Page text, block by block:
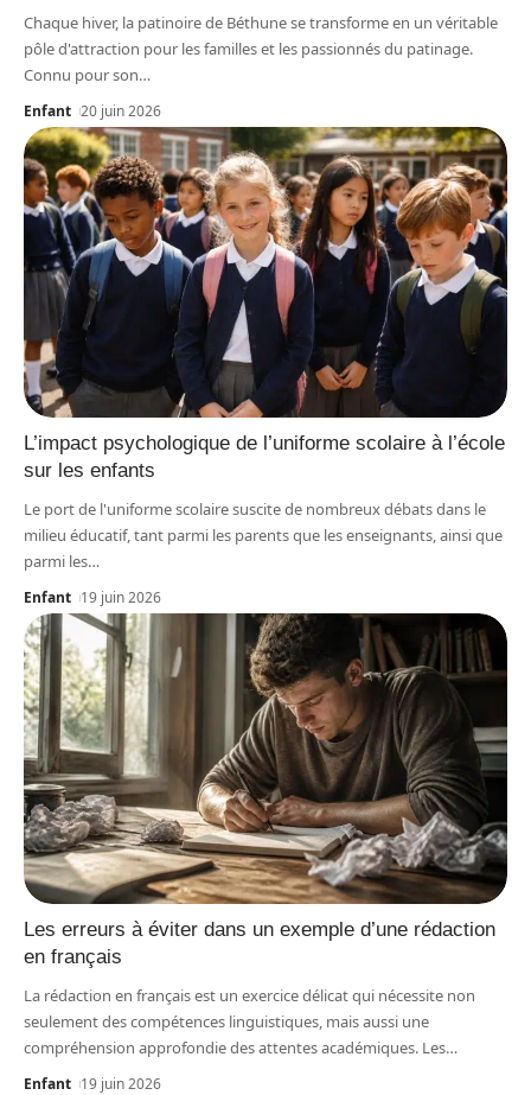
Chaque hiver, la patinoire de Béthune se transforme en un véritable
pôle d'attraction pour les familles et les passionnés du patinage.
Connu pour son…
Enfant 20 juin 2026
L’impact psychologique de l’uniforme scolaire à l’école
sur les enfants
Le port de l'uniforme scolaire suscite de nombreux débats dans le
milieu éducatif, tant parmi les parents que les enseignants, ainsi que
parmi les…
Enfant 19 juin 2026
Les erreurs à éviter dans un exemple d’une rédaction
en français
La rédaction en français est un exercice délicat qui nécessite non
seulement des compétences linguistiques, mais aussi une
compréhension approfondie des attentes académiques. Les…
Enfant 19 juin 2026